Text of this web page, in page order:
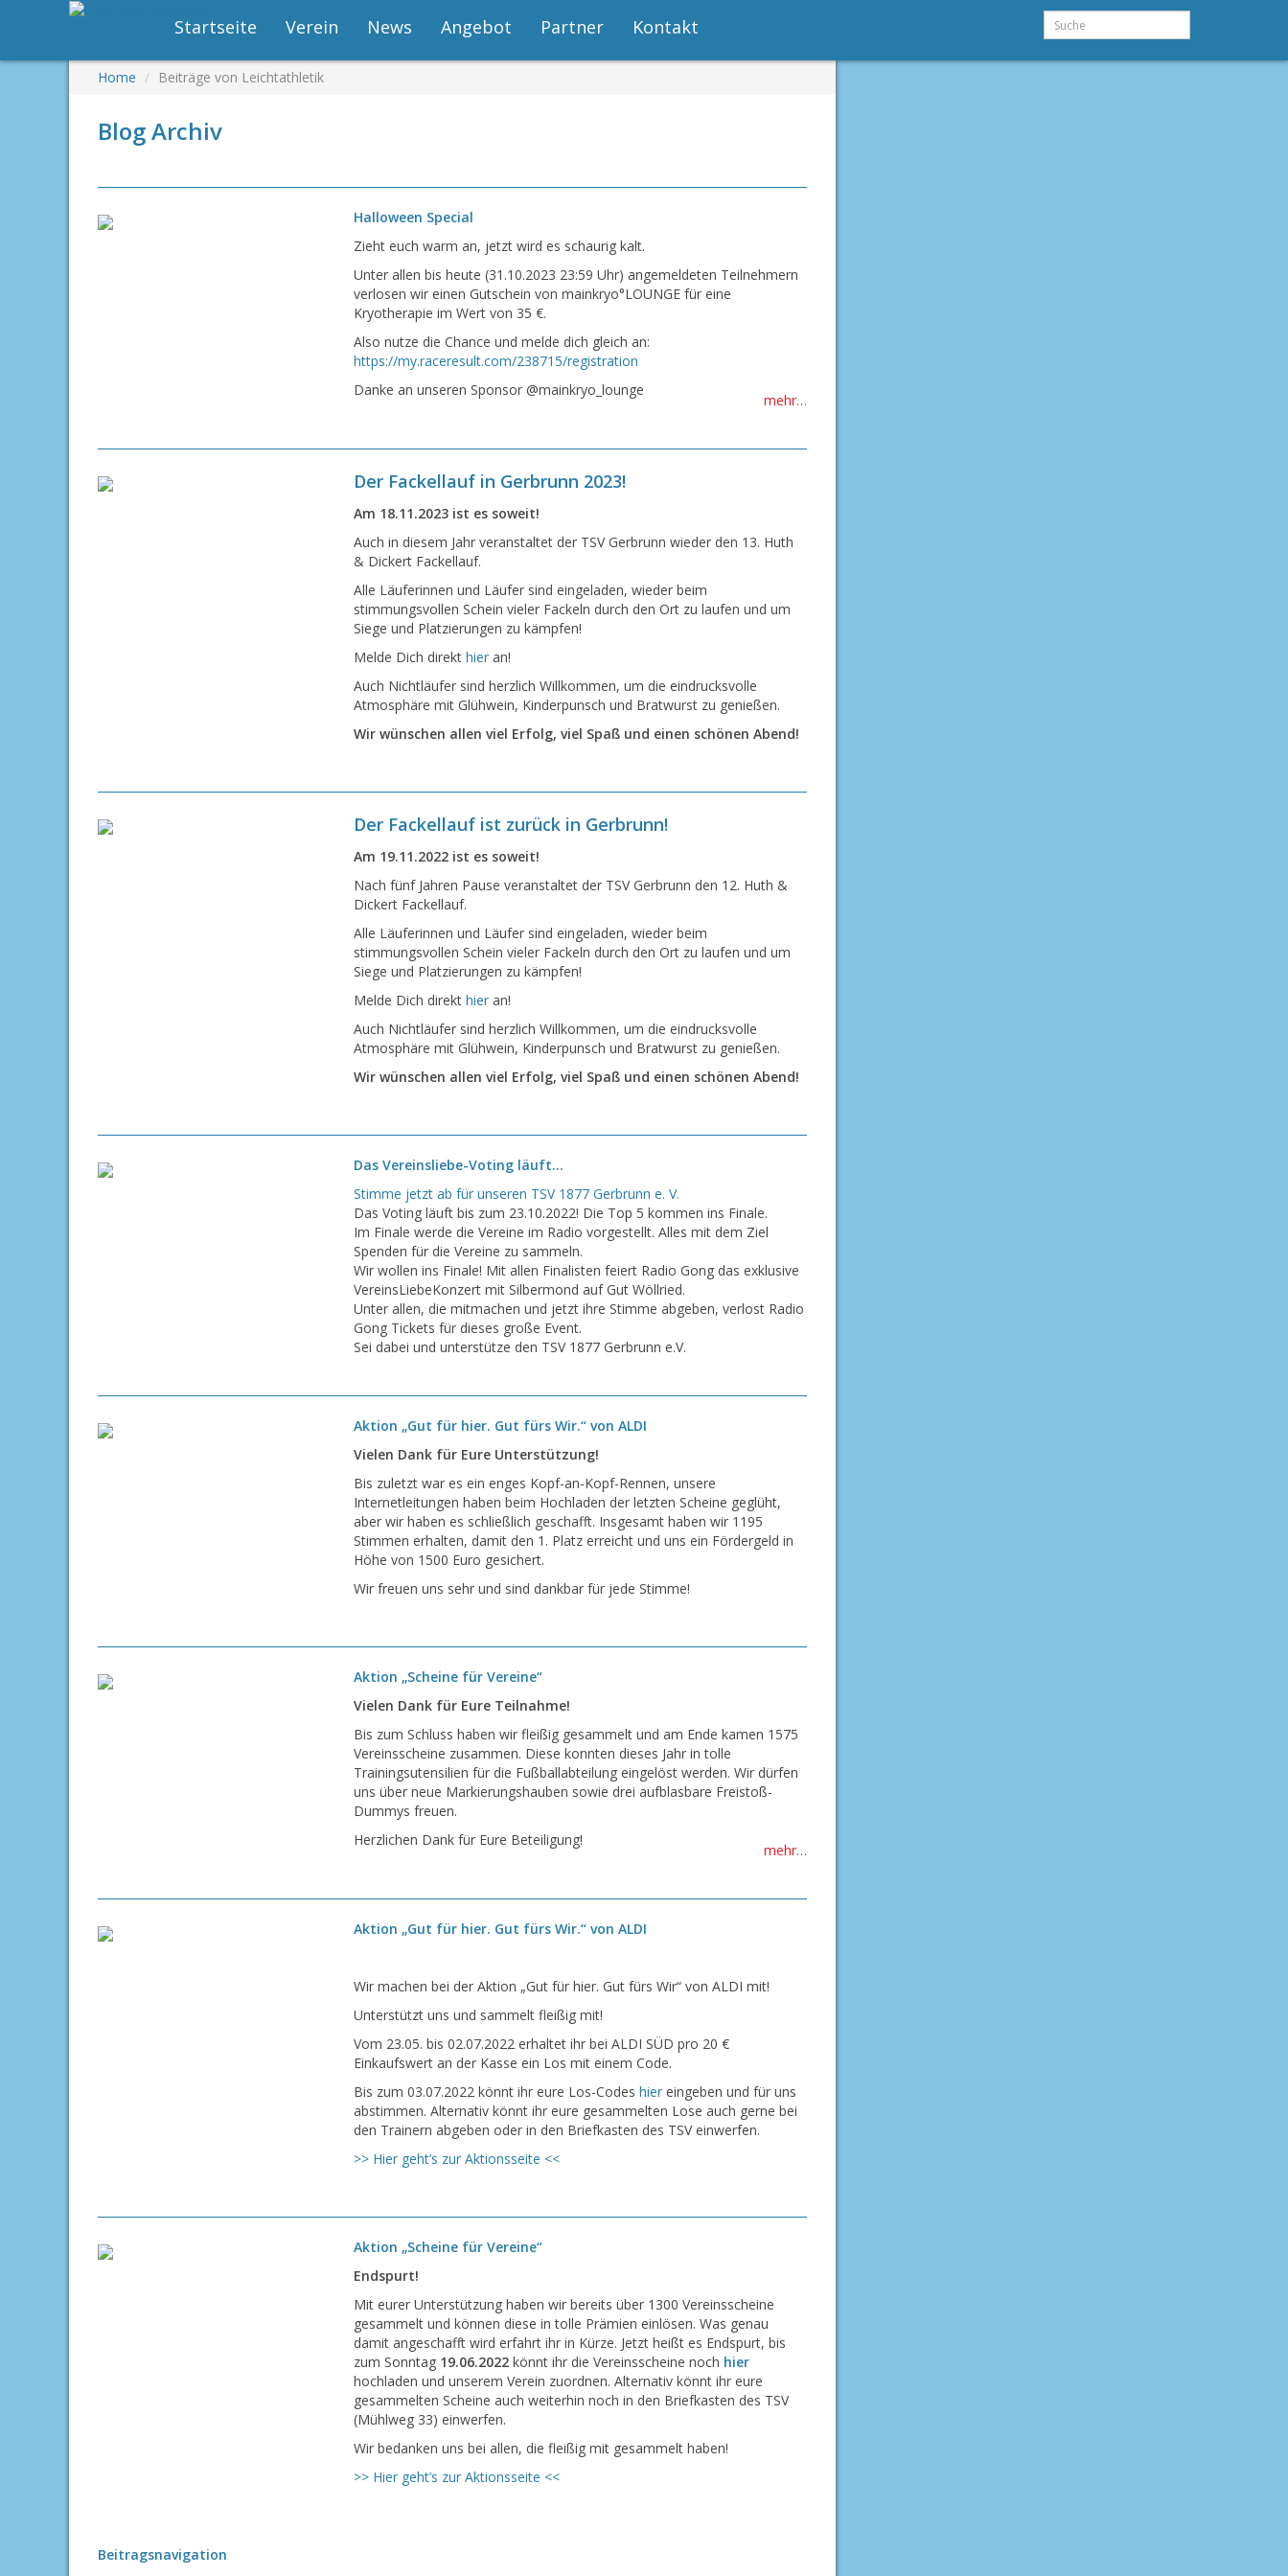
Suche
Startseite Verein News Angebot Partner Kontakt
Home Beiträge von Leichtathletik
Blog Archiv
Halloween Special
Zieht euch warm an, jetzt wird es schaurig kalt.
Unter allen bis heute (31.10.2023 23:59 Uhr) angemeldeten Teilnehmern
verlosen wir einen Gutschein von mainkryo°LOUNGE für eine
Kryotherapie im Wert von 35 €.
Also nutze die Chance und melde dich gleich an:
https://my.raceresult.com/238715/registration
Danke an unseren Sponsor @mainkryo_lounge
mehr…
Der Fackellauf in Gerbrunn 2023!
Am 18.11.2023 ist es soweit!
Auch in diesem Jahr veranstaltet der TSV Gerbrunn wieder den 13. Huth
& Dickert Fackellauf.
Alle Läuferinnen und Läufer sind eingeladen, wieder beim
stimmungsvollen Schein vieler Fackeln durch den Ort zu laufen und um
Siege und Platzierungen zu kämpfen!
Melde Dich direkt hieran!
Auch Nichtläufer sind herzlich Willkommen, um die eindrucksvolle
Atmosphäre mit Glühwein, Kinderpunsch und Bratwurst zu genießen.
Wir wünschen allen viel Erfolg, viel Spaß und einen schönen Abend!
Der Fackellauf ist zurück in Gerbrunn!
Am 19.11.2022 ist es soweit!
Nach fünf Jahren Pause veranstaltet der TSV Gerbrunn den 12. Huth &
Dickert Fackellauf.
Alle Läuferinnen und Läufer sind eingeladen, wieder beim
stimmungsvollen Schein vieler Fackeln durch den Ort zu laufen und um
Siege und Platzierungen zu kämpfen!
Melde Dich direkt hieran!
Auch Nichtläufer sind herzlich Willkommen, um die eindrucksvolle
Atmosphäre mit Glühwein, Kinderpunsch und Bratwurst zu genießen.
Wir wünschen allen viel Erfolg, viel Spaß und einen schönen Abend!
Das Vereinsliebe-Voting läuft…
Stimme jetzt ab für unseren TSV 1877 Gerbrunn e. V.
Das Voting läuft bis zum 23.10.2022! Die Top 5 kommen ins Finale.
Im Finale werde die Vereine im Radio vorgestellt. Alles mit dem Ziel
Spenden für die Vereine zu sammeln.
Wir wollen ins Finale! Mit allen Finalisten feiert Radio Gong das exklusive
VereinsLiebeKonzert mit Silbermond auf Gut Wöllried.
Unter allen, die mitmachen und jetzt ihre Stimme abgeben, verlost Radio
Gong Tickets für dieses große Event.
Sei dabei und unterstütze den TSV 1877 Gerbrunn e.V.
Aktion „Gut für hier. Gut fürs Wir.“ von ALDI
Vielen Dank für Eure Unterstützung!
Bis zuletzt war es ein enges Kopf-an-Kopf-Rennen, unsere
Internetleitungen haben beim Hochladen der letzten Scheine geglüht,
aber wir haben es schließlich geschafft. Insgesamt haben wir 1195
Stimmen erhalten, damit den 1. Platz erreicht und uns ein Fördergeld in
Höhe von 1500 Euro gesichert.
Wir freuen uns sehr und sind dankbar für jede Stimme!
Aktion „Scheine für Vereine“
Vielen Dank für Eure Teilnahme!
Bis zum Schluss haben wir fleißig gesammelt und am Ende kamen 1575
Vereinsscheine zusammen. Diese konnten dieses Jahr in tolle
Trainingsutensilien für die Fußballabteilung eingelöst werden. Wir dürfen
uns über neue Markierungshauben sowie drei aufblasbare Freistoß-
Dummys freuen.
Herzlichen Dank für Eure Beteiligung!
mehr…
Aktion „Gut für hier. Gut fürs Wir.“ von ALDI
Wir machen bei der Aktion „Gut für hier. Gut fürs Wir“ von ALDI mit!
Unterstützt uns und sammelt fleißig mit!
Vom 23.05. bis 02.07.2022 erhaltet ihr bei ALDI SÜD pro 20 €
Einkaufswert an der Kasse ein Los mit einem Code.
Bis zum 03.07.2022 könnt ihr eure Los-Codes hiereingeben und für uns
abstimmen. Alternativ könnt ihr eure gesammelten Lose auch gerne bei
den Trainern abgeben oder in den Briefkasten des TSV einwerfen.
>> Hier geht’s zur Aktionsseite <<
Aktion „Scheine für Vereine“
Endspurt!
Mit eurer Unterstützung haben wir bereits über 1300 Vereinsscheine
gesammelt und können diese in tolle Prämien einlösen. Was genau
damit angeschafft wird erfahrt ihr in Kürze. Jetzt heißt es Endspurt, bis
zum Sonntag 19.06.2022könnt ihr die Vereinsscheine noch hier
hochladen und unserem Verein zuordnen. Alternativ könnt ihr eure
gesammelten Scheine auch weiterhin noch in den Briefkasten des TSV
(Mühlweg 33) einwerfen.
Wir bedanken uns bei allen, die fleißig mit gesammelt haben!
>> Hier geht’s zur Aktionsseite <<
Beitragsnavigation